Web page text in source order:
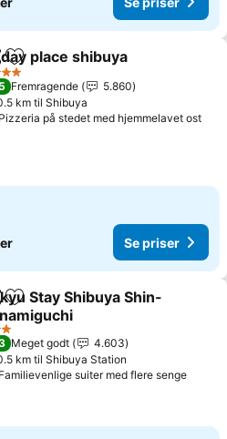
Føj til favoritter
place shibuya
Fremragende
5.860
km til Shibuya
Pizzeria på stedet med hjemmelavet ostSe
Se priser
Føj til favoritter
Stay Shibuya Shin-
Meget godt
4.603
km til Shibuya Station
Familievenlige suiter med flere sengeSe